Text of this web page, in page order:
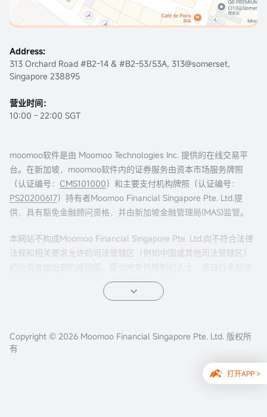
打开APP >
Address:
313 Orchard Road #B2-14 & #B2-53/53A, 313@somerset,
Singapore 238895
营业时间：
10:00 - 22:00 SGT
moomoo软件是由 Moomoo Technologies Inc. 提供的在线交易平
台。在新加坡，moomoo软件内的证券服务由资本市场服务牌照
（认证编号： CMS101000）和主要支付机构牌照（认证编号：
PS20200617）持有者Moomoo Financial Singapore Pte. Ltd.提
供，具有豁免金融顾问资格，并由新加坡金融管理局(MAS)监管。
本网站不构成Moomoo Financial Singapore Pte. Ltd.向不符合法律
法规和相关要求允许的司法管辖区（例如中国或其他司法管辖区）
问本网站的风险，并且您有责任遵守当地法律。
公司地址：新加坡滨海湾金融中心二座#31-01 moomoo证
Copyright © 2026 Moomoo Financial Singapore Pte. Ltd. 版权所
有